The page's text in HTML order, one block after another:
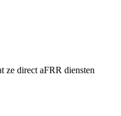
ze direct aFRR diensten